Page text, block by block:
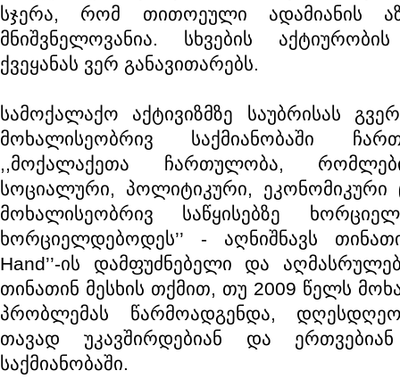
სჯერა, რომ თითოეული ადამიანის
მნიშვნელოვანია. სხვების
ქვეყანას ვერ განავითარებს.
სამოქალაქო აქტივიზმზე საუბრისას
მოხალისეობრივ საქმიანობაში
,,მოქალაქეთა ჩართულობა,
სოციალური, პოლიტიკური, ეკონომიკური
მოხალისეობრივ საწყისებზე
ხორციელდებოდეს’’ - აღნიშნავს
Hand’’-ის დამფუძნებელი და
თინათინ მესხის თქმით, თუ 2009 წელს
პრობლემას წარმოადგენდა,
თავად უკავშირდებიან და
საქმიანობაში.